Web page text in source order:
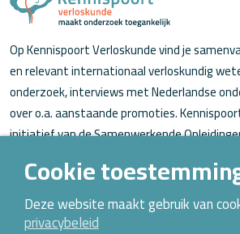
Op Kennispoort Verloskunde vind je
en relevant internationaal verloskundig
onderzoek, interviews met Nederlandse
over o.a. aanstaande promoties.
initiatief van de Samenwerkende
Over Kennispoort Verloskunde
Contact
Cookie
Deze website maakt gebruik van
privacybeleid